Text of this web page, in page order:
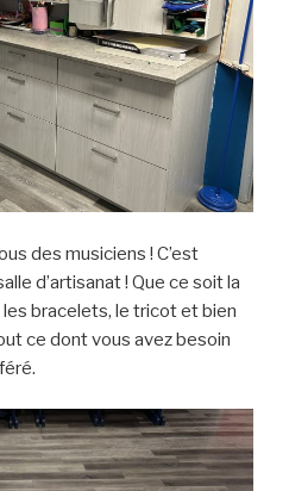
des musiciens ! C’est
d’artisanat ! Que ce soit la
bracelets, le tricot et bien
ce dont vous avez besoin